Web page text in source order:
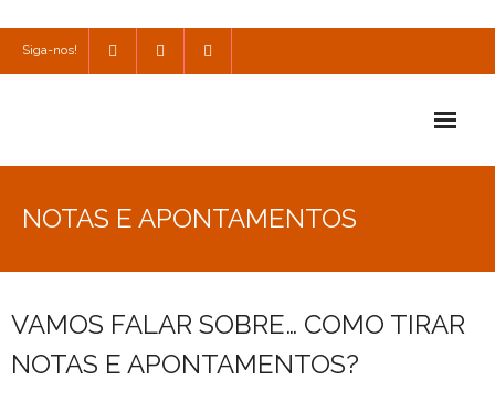
Siga-nos!
Escola Cultural
NOTAS E APONTAMENTOS
VAMOS FALAR SOBRE… COMO TIRAR
NOTAS E APONTAMENTOS?